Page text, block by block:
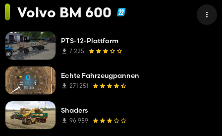
Volvo BM 600
PTS-12-Plattform
7 225
Echte Fahrzeugpannen
271 251
Shaders
96 959